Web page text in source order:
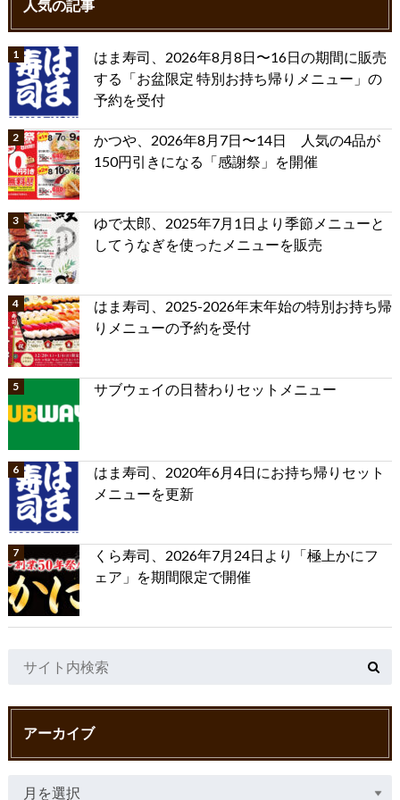
人気の記事
はま寿司、2026年8月8日〜16日の期間に販売
する「お盆限定 特別お持ち帰りメニュー」の
予約を受付
かつや、2026年8月7日〜14日 人気の4品が
150円引きになる「感謝祭」を開催
ゆで太郎、2025年7月1日より季節メニューと
してうなぎを使ったメニューを販売
はま寿司、2025-2026年末年始の特別お持ち帰
りメニューの予約を受付
サブウェイの日替わりセットメニュー
はま寿司、2020年6月4日にお持ち帰りセット
メニューを更新
くら寿司、2026年7月24日より「極上かにフ
ェア」を期間限定で開催
アーカイブ